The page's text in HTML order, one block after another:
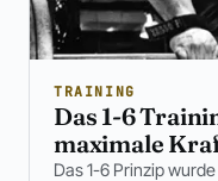
TRAINING
Das 1-6
maximale
Das 1-6 Prinzip